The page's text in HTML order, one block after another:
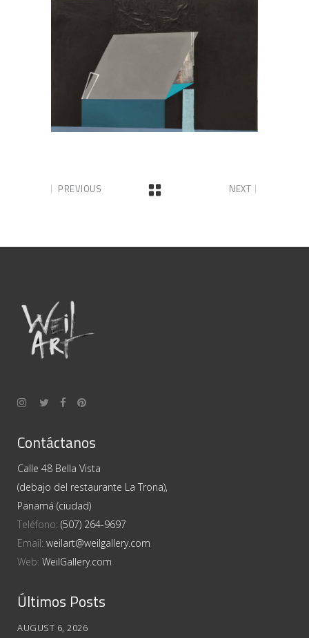
PREVIOUS NEXT
Contáctanos
Calle 48 Bella Vista
(debajo del restaurante La Trona),
Panamá (ciudad)
Teléfono: (507) 264-9697
Email: weilart@weilgallery.com
Web: WeilGallery.com
Últimos Posts
AUGUST 6, 2026